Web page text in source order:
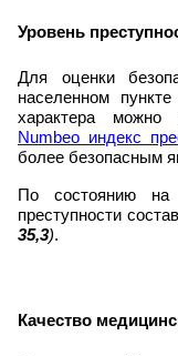
Уровень
Для оценки
населенном
характера можно
Numbeo индекс
более безопасным
По состоянию на
преступности
35,3).
Качество